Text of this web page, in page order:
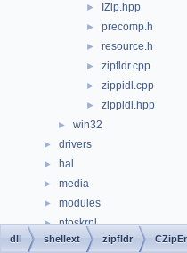
► IZip.hpp
► precomp.h
► resource.h
► zipfldr.cpp
► zippidl.cpp
► zippidl.hpp
► win32
► drivers
► hal
► media
► modules
► ntoskrnl
► sdk
dll shellext zipfldr